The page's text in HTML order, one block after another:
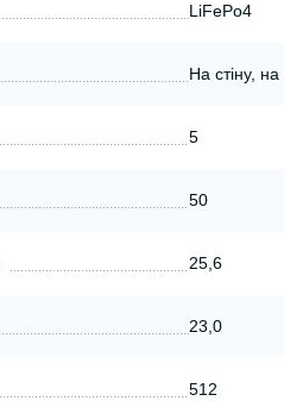
LiFePo4
На стіну, на
5
50
25,6
23,0
512